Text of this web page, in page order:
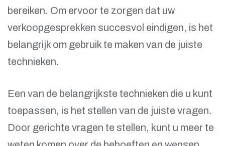
bereiken. Om ervoor te zorgen dat uw
verkoopgesprekken succesvol eindigen, is het
belangrijk om gebruik te maken van de juiste
technieken.
Een van de belangrijkste technieken die u kunt
toepassen, is het stellen van de juiste vragen.
Door gerichte vragen te stellen, kunt u meer te